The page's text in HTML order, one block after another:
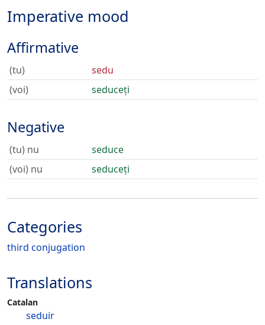
Imperative mood
Affirmative
(tu)
sedu
(voi)
seduceți
Negative
(tu) nu
seduce
(voi) nu
seduceți
Categories
third conjugation
Translations
Catalan
seduir